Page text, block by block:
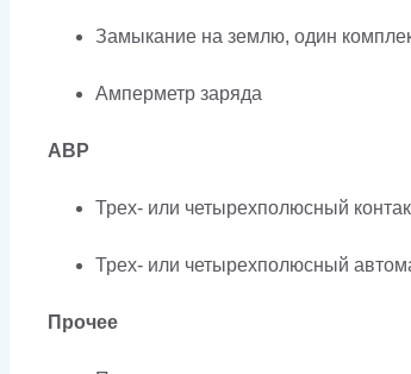
Замыкание на землю, один
Амперметр заряда
АВР
Трех- или четырехполюсный
Трех- или четырехполюсный
Прочее